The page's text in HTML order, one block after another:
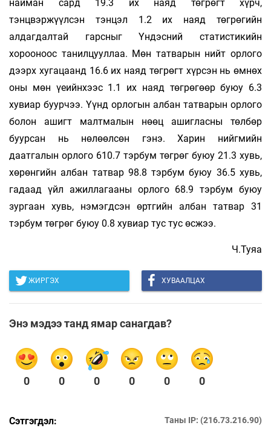
найман сард 19.3 их наяд төгрөгт хүрч,
тэнцвэржүүлсэн тэнцэл 1.2 их наяд төгрөгийн
алдагдалтай гарсныг Үндэсний статистикийн
хорооноос танилцууллаа. Мөн татварын нийт орлого
дээрх хугацаанд 16.6 их наяд төгрөгт хүрсэн нь өмнөх
оны мөн үеийнхээс 1.1 их наяд төгрөгөөр буюу 6.3
хувиар буурчээ. Үүнд орлогын албан татварын орлого
болон ашигт малтмалын нөөц ашигласны төлбөр
буурсан нь нөлөөлсөн гэнэ. Харин нийгмийн
даатгалын орлого 610.7 тэрбум төгрөг буюу 21.3 хувь,
хөрөнгийн албан татвар 98.8 тэрбум буюу 36.5 хувь,
гадаад үйл ажиллагааны орлого 68.9 тэрбум буюу
зургаан хувь, нэмэгдсэн өртгийн албан татвар 31
тэрбум төгрөг буюу 0.8 хувиар тус тус өсжээ.
Ч.Туяа
ЖИРГЭХ ХУВААЛЦАХ
Энэ мэдээ танд ямар санагдав?
0 0 0 0 0 0
Сэтгэгдэл: Таны IP: (216.73.216.90)